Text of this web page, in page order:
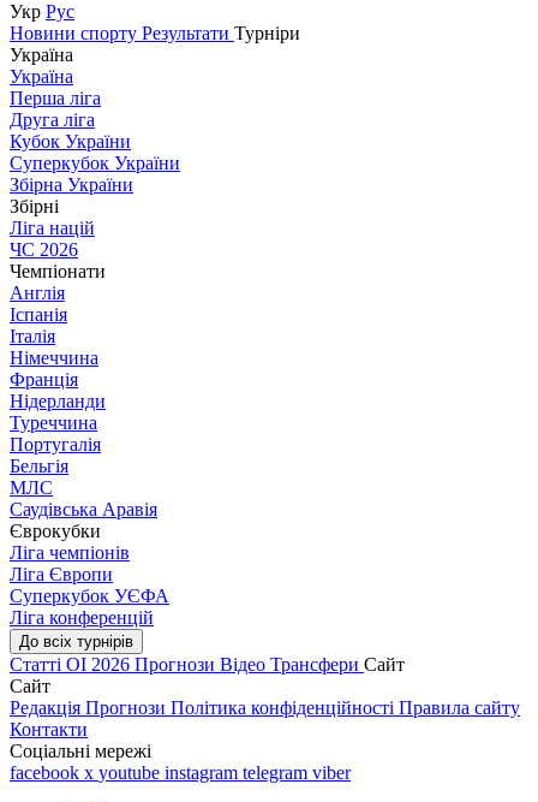
Укр Рус
Новини спорту Результати Турніри
Україна
Україна
Перша ліга
Друга ліга
Кубок України
Суперкубок України
Збірна України
Збірні
Ліга націй
ЧС 2026
Чемпіонати
Англія
Іспанія
Італія
Німеччина
Франція
Нідерланди
Туреччина
Португалія
Бельгія
МЛС
Саудівська Аравія
Єврокубки
Ліга чемпіонів
Ліга Європи
Суперкубок УЄФА
Ліга конференцій
До всіх турнірів
Статті ОІ 2026 Прогнози Відео Трансфери Сайт
Сайт
Редакція Прогнози Політика конфіденційності Правила сайту
Контакти
Соціальні мережі
facebook x youtube instagram telegram viber